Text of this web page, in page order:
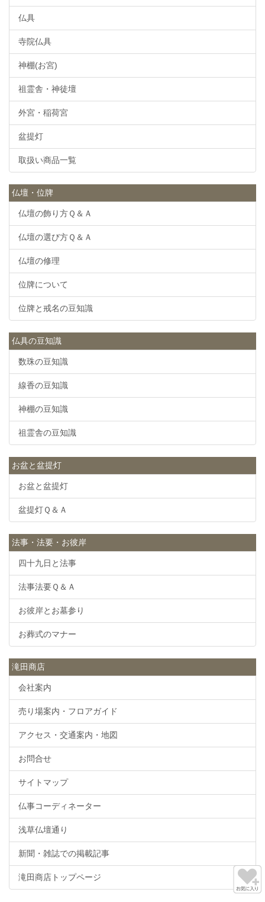
仏具
寺院仏具
神棚(お宮)
祖霊舎・神徒壇
外宮・稲荷宮
盆提灯
取扱い商品一覧
仏壇・位牌
仏壇の飾り方Ｑ＆Ａ
仏壇の選び方Ｑ＆Ａ
仏壇の修理
位牌について
位牌と戒名の豆知識
仏具の豆知識
数珠の豆知識
線香の豆知識
神棚の豆知識
祖霊舎の豆知識
お盆と盆提灯
お盆と盆提灯
盆提灯Ｑ＆Ａ
法事・法要・お彼岸
四十九日と法事
法事法要Ｑ＆Ａ
お彼岸とお墓参り
お葬式のマナー
滝田商店
会社案内
売り場案内・フロアガイド
アクセス・交通案内・地図
お問合せ
サイトマップ
仏事コーディネーター
浅草仏壇通り
新聞・雑誌での掲載記事
滝田商店トップページ